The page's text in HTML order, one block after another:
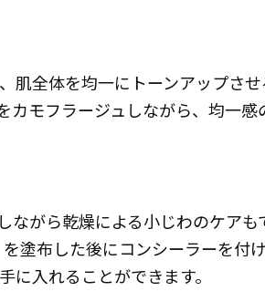
肌全体を均一にトーンアップさ
カモフラージュしながら、均一感
ながら乾燥による小じわのケアも
塗布した後にコンシーラーを付け
に入れることができます。